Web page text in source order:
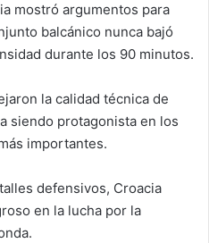
mostró argumentos para
balcánico nunca bajó
durante los 90 minutos.
la calidad técnica de
siendo protagonista en los
importantes.
defensivos, Croacia
en la lucha por la